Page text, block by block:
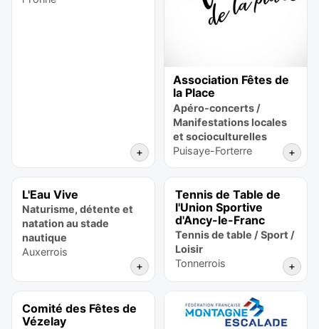
+
Association Fêtes de
la Place
Apéro-concerts /
Manifestations locales
et socioculturelles
Puisaye-Forterre
+
L'Eau Vive
Naturisme, détente et
natation au stade
nautique
Auxerrois
+
Tennis de Table de
l'Union Sportive
d'Ancy-le-Franc
Tennis de table / Sport /
Loisir
Tonnerrois
+
Comité des Fêtes de
Vézelay